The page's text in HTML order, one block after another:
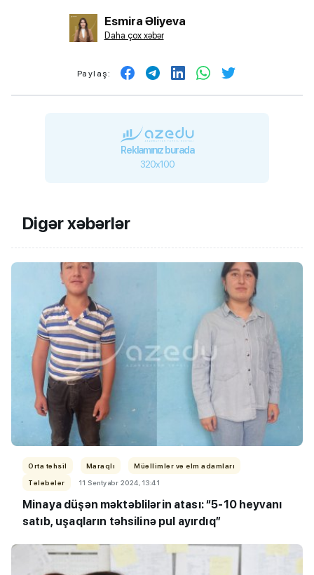
Esmira Əliyeva
Daha çox xəbər
Paylaş:
Reklamınız burada
320x100
Digər xəbərlər
Orta təhsil Maraqlı
Müəllimlər və elm adamları
Tələbələr
11 Sentyabr 2024, 13:41
Minaya düşən məktəblilərin atası: “5-10 heyvanı
satıb, uşaqların təhsilinə pul ayırdıq”